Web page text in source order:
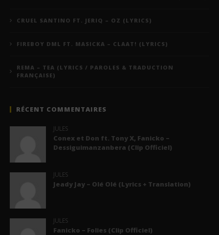
CRUEL SANTINO FT. JERIQ – OZ (LYRICS)
FIREBOY DML FT. MASICKA – CLAAT! (LYRICS)
REMA – TEA (LYRICS / PAROLES & TRADUCTION
FRANÇAISE)
RÉCENT COMMENTAIRES
JULES
Conex et Don ft. Tony X, Fanicko –
Dessiguimanzanbera (Clip Officiel)
JULES
Jeady Jay – Olé Olé (Lyrics + Translation)
JULES
Fanicko – Folies (Clip Officiel)